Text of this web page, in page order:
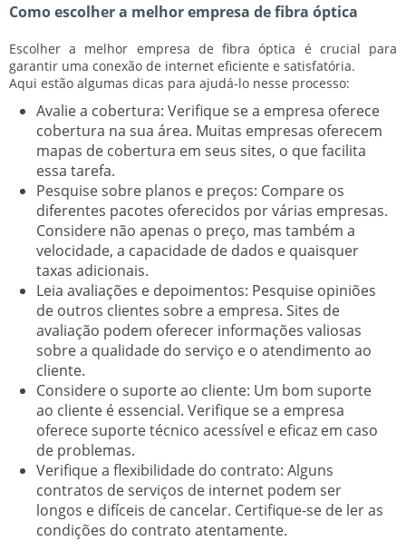
Como escolher a melhor empresa de fibra óptica
Escolher a melhor empresa de fibra óptica é crucial para
garantir uma conexão de internet eficiente e satisfatória.
Aqui estão algumas dicas para ajudá-lo nesse processo:
Avalie a cobertura: Verifique se a empresa oferece
cobertura na sua área. Muitas empresas oferecem
mapas de cobertura em seus sites, o que facilita
essa tarefa.
Pesquise sobre planos e preços: Compare os
diferentes pacotes oferecidos por várias empresas.
Considere não apenas o preço, mas também a
velocidade, a capacidade de dados e quaisquer
taxas adicionais.
Leia avaliações e depoimentos: Pesquise opiniões
de outros clientes sobre a empresa. Sites de
avaliação podem oferecer informações valiosas
sobre a qualidade do serviço e o atendimento ao
cliente.
Considere o suporte ao cliente: Um bom suporte
ao cliente é essencial. Verifique se a empresa
oferece suporte técnico acessível e eficaz em caso
de problemas.
Verifique a flexibilidade do contrato: Alguns
contratos de serviços de internet podem ser
longos e difíceis de cancelar. Certifique-se de ler as
condições do contrato atentamente.